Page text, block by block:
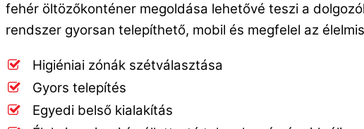
fehér öltözőkonténer megoldása lehetővé teszi a
rendszer gyorsan telepíthető, mobil és megfelel az
Higiéniai zónák szétválasztása
Gyors telepítés
Egyedi belső kialakítás